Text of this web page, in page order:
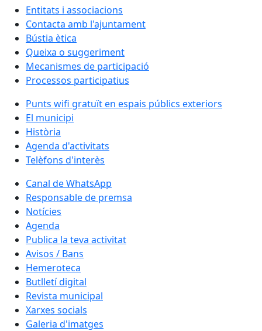
Entitats i associacions
Contacta amb l'ajuntament
Bústia ètica
Queixa o suggeriment
Mecanismes de participació
Processos participatius
Punts wifi gratuït en espais públics exteriors
El municipi
Història
Agenda d'activitats
Telèfons d'interès
Canal de WhatsApp
Responsable de premsa
Notícies
Agenda
Publica la teva activitat
Avisos / Bans
Hemeroteca
Butlletí digital
Revista municipal
Xarxes socials
Galeria d'imatges